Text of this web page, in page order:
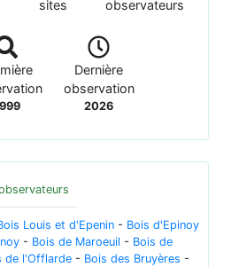
sites observateurs
Dernière
observation
2026
Louis et d'Epenin - Bois d'Epinoy
- Bois de Maroeuil - Bois de
de l'Offlarde - Bois des Bruyères -